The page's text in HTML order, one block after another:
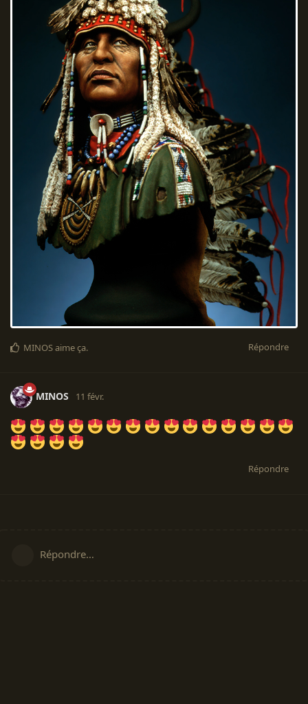
Répondre
MINOSaime ça.
MINOS 11 févr.
Répondre
Répondre…